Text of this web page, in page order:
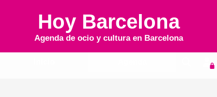
Hoy Barcelona
Agenda de ocio y cultura en Barcelona